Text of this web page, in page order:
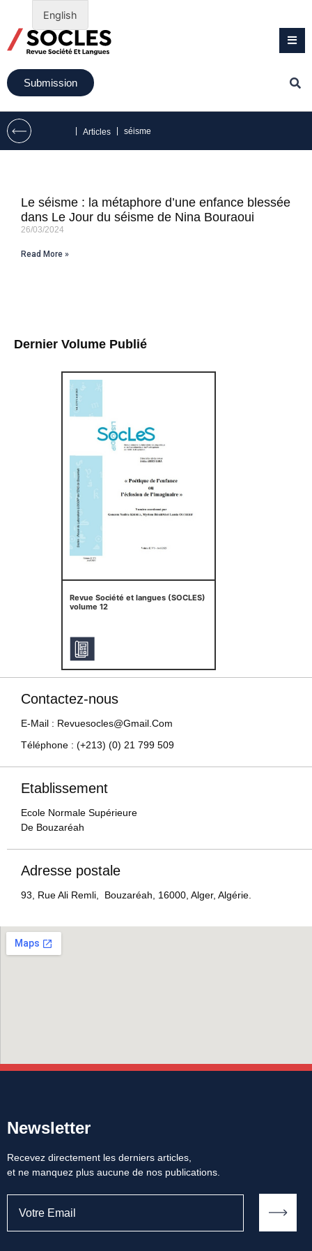
Submission
Articles séisme
Dernier Volume Publié
Revue Société et langues (SOCLES)
volume 12
Le séisme : la métaphore d’une enfance blessée
dans Le Jour du séisme de Nina Bouraoui
26/03/2024
Read More »
Contactez-nous
E-Mail : Revuesocles@gmail.com
Téléphone : (+213) (0) 21 799 509
Etablissement
Ecole Normale Supérieure
De Bouzaréah
Adresse postale
93, Rue Ali Remli, Bouzaréah, 16000, Alger, Algérie.
Newsletter
Recevez directement les derniers articles,
et ne manquez plus aucune de nos publications.
English